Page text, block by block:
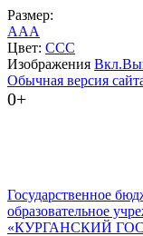
Размер:
AAA
Цвет: CCC
Изображения Вкл.
Обычная версия
0+
Государственное
образовательное
«КУРГАНСКИЙ